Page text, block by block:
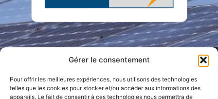
Gérer le consentement
Pour offrir les meilleures expériences, nous utilisons des technologies
telles que les cookies pour stocker et/ou accéder aux informations des
appareils. Le fait de consentir à ces technologies nous permettra de